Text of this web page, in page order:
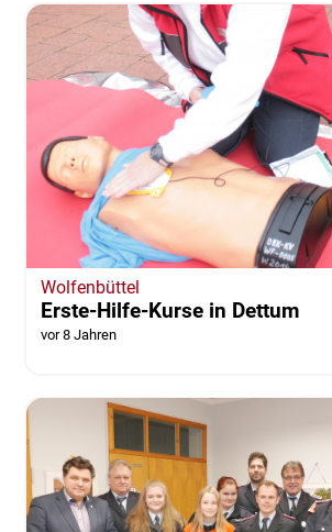
Wolfenbüttel
Erste-Hilfe-Kurse in Dettum
vor 8 Jahren